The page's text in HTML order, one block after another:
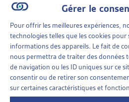
Gérer le
Pour offrir les meilleures expériences,
technologies telles que les cookies
informations des appareils. Le fait de
nous permettra de traiter des données
de navigation ou les ID uniques sur ce
consentir ou de retirer son
sur certaines caractéristiques et
FAMILLES »PROTECTION DE LA
SUR L’AIDE AUX VICTIMES
LOI SUR L’AIDE AUX
DE LA RÉVISION
Laurent Mader, dossier du
Loi sur l'aide aux victimes